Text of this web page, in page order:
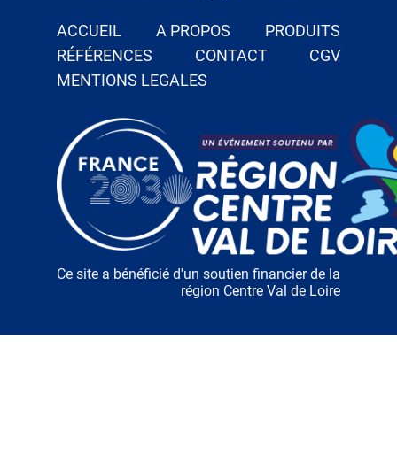
ACCUEIL A PROPOS
PRODUITS
RÉFÉRENCES
CONTACT
CGV
MENTIONS LEGALES
Ce site a bénéficié d'un soutien financier de la
région Centre Val de Loire